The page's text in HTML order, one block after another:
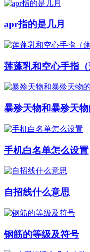
apr指的是几月
莲蓬乳和空心手指（
暴殄天物和暴殄天物
手机白名单怎么设置
自招线什么意思
钢筋的等级及符号